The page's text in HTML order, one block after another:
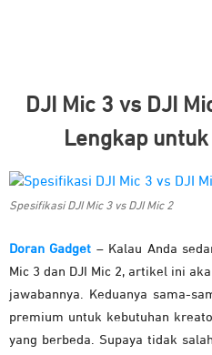
DJI Mic 3 vs DJI
Lengkap
Spesifikasi DJI Mic 3 vs DJI Mic 2
Doran Gadget – Kalau Anda
Mic 3 dan DJI Mic 2, artikel ini
jawabannya. Keduanya sama-
premium untuk kebutuhan
yang berbeda. Supaya tidak